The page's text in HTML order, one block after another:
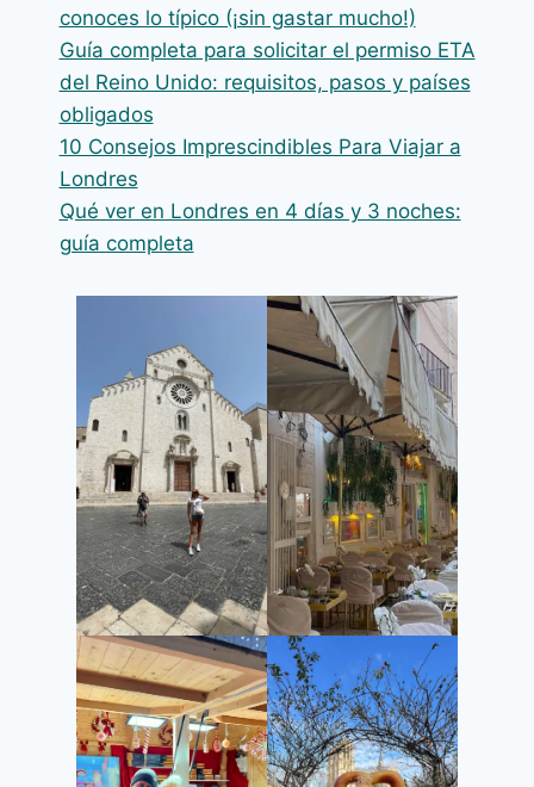
conoces lo típico (¡sin gastar mucho!)
Guía completa para solicitar el permiso ETA
del Reino Unido: requisitos, pasos y países
obligados
10 Consejos Imprescindibles Para Viajar a
Londres
Qué ver en Londres en 4 días y 3 noches:
guía completa